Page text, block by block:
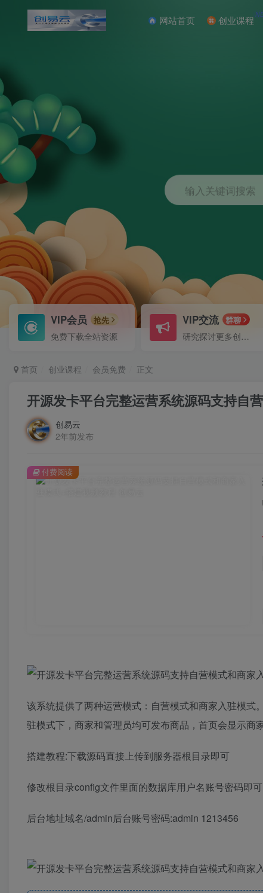
网站首页 创业课程
输入关键词搜索
VIP会员 抢先
免费下载全站资源
VIP交流 群聊
研究探讨更多创业项目路子。
首页 创业课程 会员免费 正文
开源发卡平台完整运营系统源码支持自
创易云
2年前发布
付费阅读
该系统提供了两种运营模式：自营模式和商家入驻模式
驻模式下，商家和管理员均可发布商品，首页会显示商
搭建教程:下载源码直接上传到服务器根目录即可
修改根目录config文件里面的数据库用户名账号密码即可
后台地址域名/admin后台账号密码:admin 1213456